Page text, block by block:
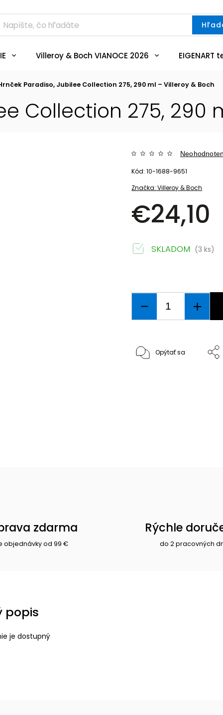
Villeroy & Boch VIANOCE 2026 EIGENART
Paradiso, Jubilee Collection 275, 290 ml – Villeroy & Boch
Collection 275, 290
Značka:Villeroy & Boch
€24,10
Kód: 10-1688-9651
SKLADOM (3 ks)
Opýtať sa
zdarma
objednávky od 99 €
Rýchle
do 2 pracovných
popis
je dostupný